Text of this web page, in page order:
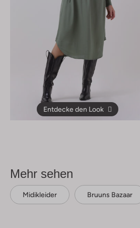
Entdecke den Look
Mehr sehen
Midikleider Bruuns Bazaar